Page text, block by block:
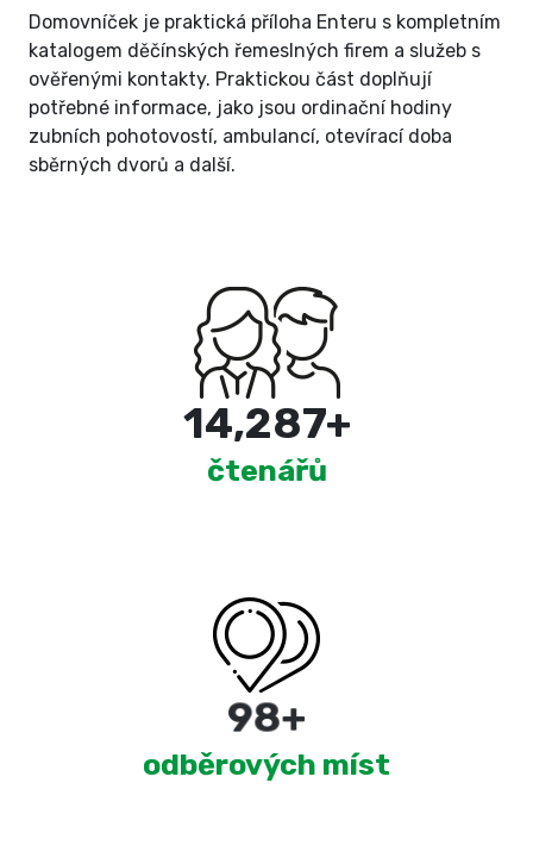
Domovníček je praktická příloha Enteru s kompletním
katalogem děčínských řemeslných firem a služeb s
ověřenými kontakty. Praktickou část doplňují
potřebné informace, jako jsou ordinační hodiny
zubních pohotovostí, ambulancí, otevírací doba
sběrných dvorů a další.
15,000+
čtenářů
180+
odběrových míst